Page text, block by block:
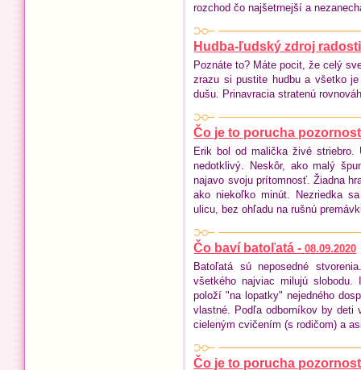
rozchod čo najšetrnejší a
Hudba-ľudský zdroj
Poznáte to? Máte pocit, že celý
zrazu si pustite hudbu a všetko
dušu. Prinavracia stratenú
Čo je to porucha
Erik bol od malička živé
nedotklivý. Neskôr, ako malý
najavo svoju prítomnosť. Žiadna
ako niekoľko minút. Nezriedka
ulicu, bez ohľadu na rušnú
Čo baví batoľatá -08.09.2020
Batoľatá sú neposedné
všetkého najviac milujú slobodu.
položí "na lopatky" nejedného
vlastné. Podľa odborníkov by deti
cieleným cvičením (s rodičom) a
Čo je to porucha